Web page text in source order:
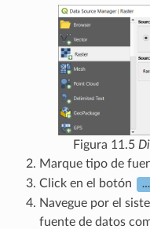
Figura 11.5
Marque tipo de
Click en el botón …
Navegue por el
fuente de datos